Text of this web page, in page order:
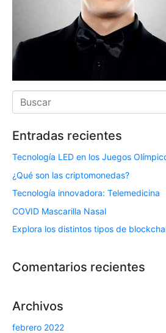
Entradas recientes
Tecnología LED en los Juegos
¿Qué son las criptomonedas?
Tecnología innovadora: Telemedicina
COVID Mascarilla Nasal
Explora los distintos tipos de
Comentarios recientes
Archivos
febrero 2022